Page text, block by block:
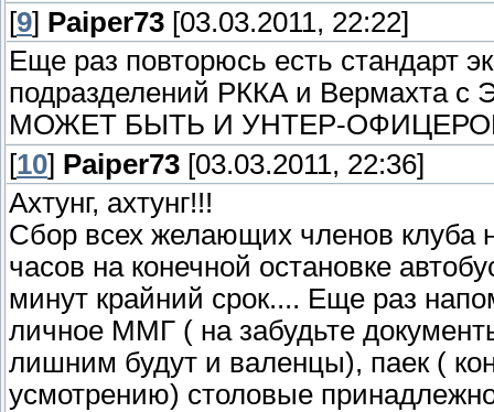
[9] Paiper73 [03.03.2011, 22:22]
Еще раз повторюсь есть стандарт
подразделений РККА и Вермахта
МОЖЕТ БЫТЬ И УНТЕР-
[10] Paiper73 [03.03.2011, 22:36]
Ахтунг, ахтунг!!!
Сбор всех желающих членов клуба
часов на конечной остановке
минут крайний срок.... Еще раз
личное ММГ ( на забудьте
лишним будут и валенцы), паек (
усмотрению) столовые